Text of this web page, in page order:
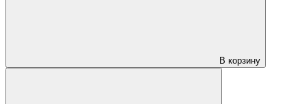
В корзину